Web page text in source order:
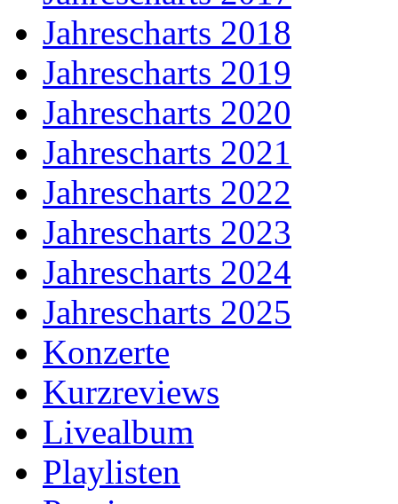
Jahrescharts 2018
Jahrescharts 2019
Jahrescharts 2020
Jahrescharts 2021
Jahrescharts 2022
Jahrescharts 2023
Jahrescharts 2024
Jahrescharts 2025
Konzerte
Kurzreviews
Livealbum
Playlisten